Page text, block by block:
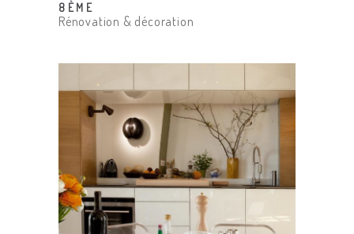
8ÈME
Rénovation & décoration